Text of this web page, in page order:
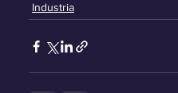
Industria